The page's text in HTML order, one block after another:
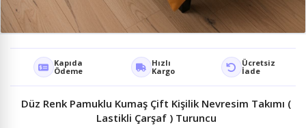
Kapıda
Ödeme
Hızlı
Kargo
Ücretsiz
İade
Düz Renk Pamuklu Kumaş Çift Kişilik Nevresim Takımı (
Lastikli Çarşaf ) Turuncu